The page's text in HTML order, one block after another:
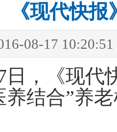
《现代快
08-17 10:20:51
，《现代
养结合”养